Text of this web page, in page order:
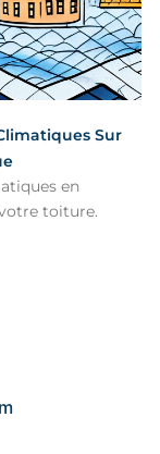
Sur
en
toiture.